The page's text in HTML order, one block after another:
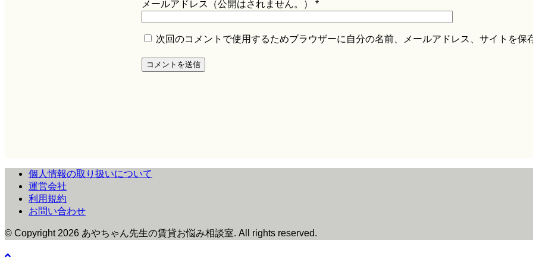
メールアドレス（公開はされません。） *
次回のコメントで使用するためブラウザーに自分の名前、メールアドレス、サイトを保
個人情報の取り扱いについて
運営会社
利用規約
お問い合わせ
© Copyright 2026 あやちゃん先生の賃貸お悩み相談室. All rights reserved.